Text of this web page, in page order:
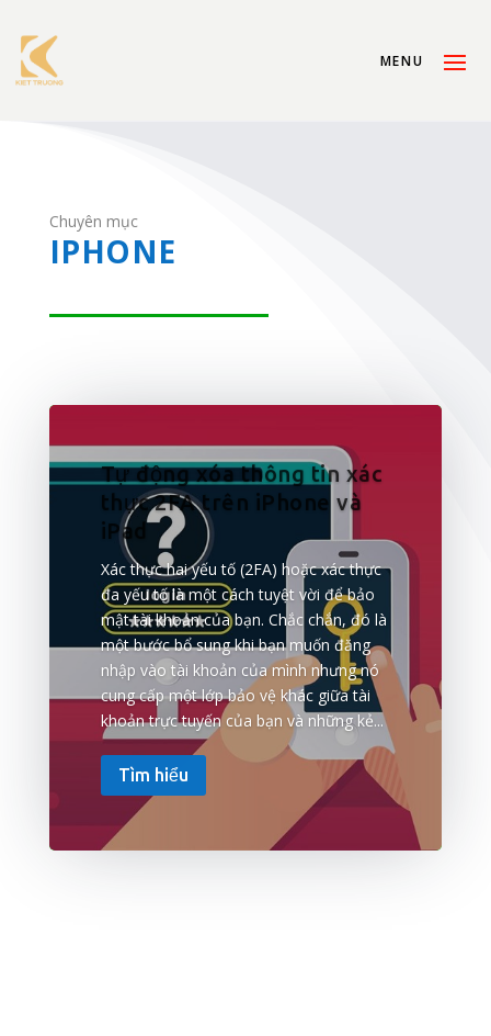
Chuyên mục
IPHONE
Tự động xóa thông tin xác
thực 2FA trên iPhone và
iPad
Xác thực hai yếu tố (2FA) hoặc xác thực
đa yếu tố là một cách tuyệt vời để bảo
mật tài khoản của bạn. Chắc chắn, đó là
một bước bổ sung khi bạn muốn đăng
nhập vào tài khoản của mình nhưng nó
cung cấp một lớp bảo vệ khác giữa tài
khoản trực tuyến của bạn và những kẻ...
Tìm hiểu